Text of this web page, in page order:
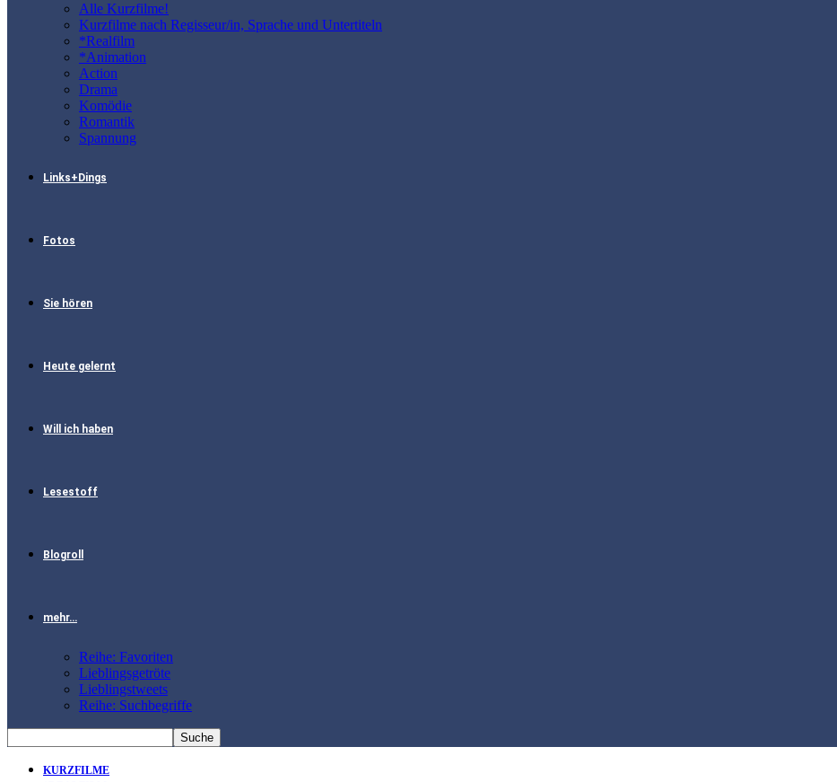
Alle Kurzfilme!
Kurzfilme nach Regisseur/in, Sprache und Untertiteln
*Realfilm
*Animation
Action
Drama
Komödie
Romantik
Spannung
Links+Dings
Fotos
Sie hören
Heute gelernt
Will ich haben
Lesestoff
Blogroll
mehr…
Reihe: Favoriten
Lieblingsgetröte
Lieblingstweets
Reihe: Suchbegriffe
KURZFILME